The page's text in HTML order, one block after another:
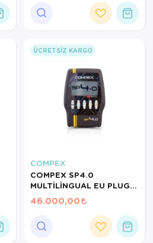
ÜCRETSIZ KARGO
COMPEX
COMPEX SP4.0
MULTİLİNGUAL EU PLUG
TENS CİHAZI
46.000,00